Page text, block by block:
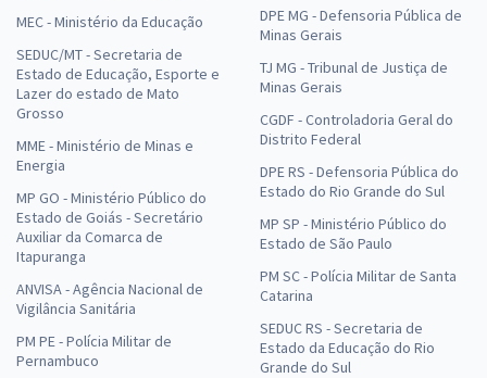
MEC - Ministério da Educação
SEDUC/MT - Secretaria de
Estado de Educação, Esporte e
Lazer do estado de Mato
Grosso
MME - Ministério de Minas e
Energia
MP GO - Ministério Público do
Estado de Goiás - Secretário
Auxiliar da Comarca de
Itapuranga
ANVISA - Agência Nacional de
Vigilância Sanitária
PM PE - Polícia Militar de
Pernambuco
DPE MG - Defensoria Pública de
Minas Gerais
TJ MG - Tribunal de Justiça de
Minas Gerais
CGDF - Controladoria Geral do
Distrito Federal
DPE RS - Defensoria Pública do
Estado do Rio Grande do Sul
MP SP - Ministério Público do
Estado de São Paulo
PM SC - Polícia Militar de Santa
Catarina
SEDUC RS - Secretaria de
Estado da Educação do Rio
Grande do Sul